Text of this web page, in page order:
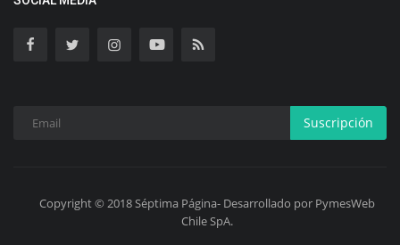
Suscripción
Copyright © 2018 Séptima Página- Desarrollado por PymesWeb
Chile SpA.